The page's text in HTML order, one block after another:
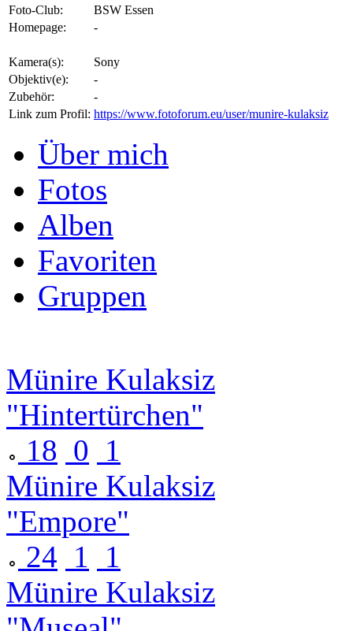
Foto-Club:
BSW Essen
Homepage:
-
Kamera(s):
Sony
Objektiv(e):
-
Zubehör:
-
Link zum Profil: https://www.fotoforum.eu/user/munire-kulaksiz
Über mich
Fotos
Alben
Favoriten
Gruppen
Münire Kulaksiz
"Hintertürchen"
18 0 1
Münire Kulaksiz
"Empore"
24 1
1
Münire Kulaksiz